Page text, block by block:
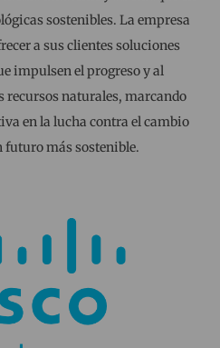
sostenibles. La empresa
a sus clientes soluciones
impulsen el progreso y al
naturales, marcando
en la lucha contra el cambio
más sostenible.